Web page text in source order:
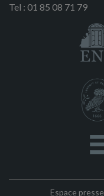
Tel : 01 85 08 71 79
Espace presse